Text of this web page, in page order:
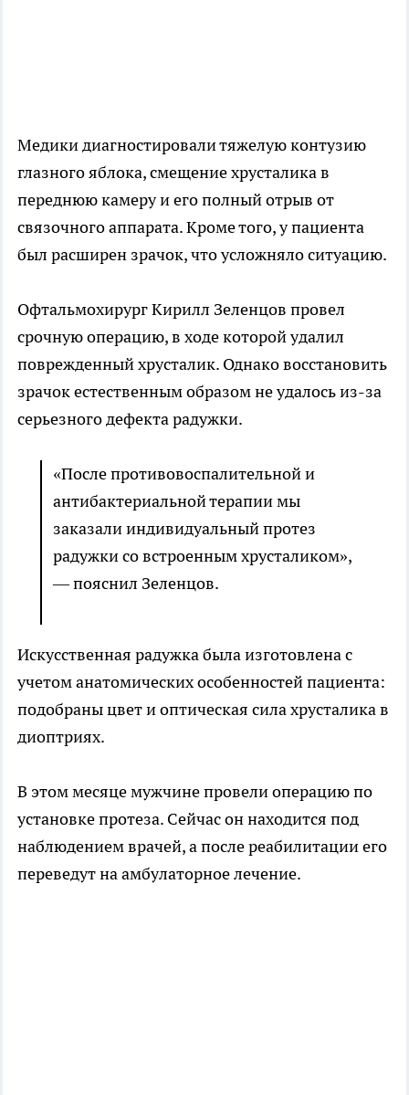
Медики диагностировали тяжелую контузию
глазного яблока, смещение хрусталика в
переднюю камеру и его полный отрыв от
связочного аппарата. Кроме того, у пациента
был расширен зрачок, что усложняло ситуацию.
Офтальмохирург Кирилл Зеленцов провел
срочную операцию, в ходе которой удалил
поврежденный хрусталик. Однако восстановить
зрачок естественным образом не удалось из-за
серьезного дефекта радужки.
«После противовоспалительной и
антибактериальной терапии мы
заказали индивидуальный протез
радужки со встроенным хрусталиком»,
— пояснил Зеленцов.
Искусственная радужка была изготовлена с
учетом анатомических особенностей пациента:
подобраны цвет и оптическая сила хрусталика в
диоптриях.
В этом месяце мужчине провели операцию по
установке протеза. Сейчас он находится под
наблюдением врачей, а после реабилитации его
переведут на амбулаторное лечение.